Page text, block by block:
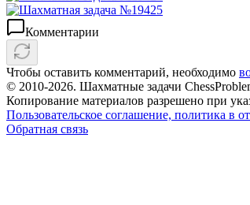
Комментарии
Чтобы оставить комментарий, необходимо
© 2010-2026. Шахматные задачи
Копирование материалов разрешено при
Пользовательское соглашение, политика в
Обратная связь